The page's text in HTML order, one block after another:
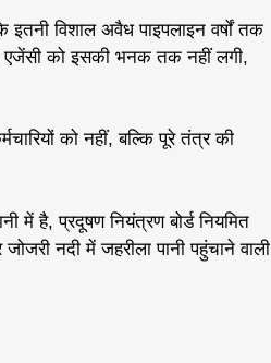
विशाल अवैध पाइपलाइन वर्षों तक
एजेंसी को इसकी भनक तक नहीं लगी,
को नहीं, बल्कि पूरे तंत्र की
में है, प्रदूषण नियंत्रण बोर्ड नियमित
नदी में जहरीला पानी पहुंचाने वाली